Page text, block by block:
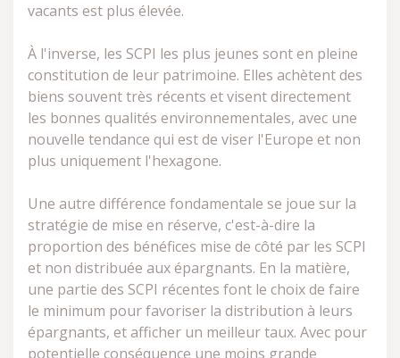
vacants est plus élevée.
À l'inverse, les SCPI les plus jeunes sont en pleine
constitution de leur patrimoine. Elles achètent des
biens souvent très récents et visent directement
les bonnes qualités environnementales, avec une
nouvelle tendance qui est de viser l'Europe et non
plus uniquement l'hexagone.
Une autre différence fondamentale se joue sur la
stratégie de mise en réserve, c'est-à-dire la
proportion des bénéfices mise de côté par les SCPI
et non distribuée aux épargnants. En la matière,
une partie des SCPI récentes font le choix de faire
le minimum pour favoriser la distribution à leurs
épargnants, et afficher un meilleur taux. Avec pour
potentielle conséquence une moins grande